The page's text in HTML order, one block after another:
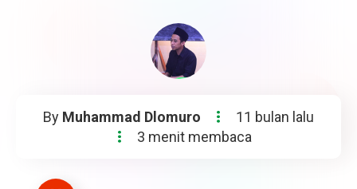
By Muhammad Dlomuro
11 bulan lalu
3 menit membaca